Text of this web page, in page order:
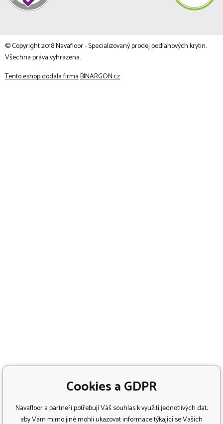
© Copyright 2018 Navafloor - Specializovaný prodej podlahových krytin.
Všechna práva vyhrazena.
Tento eshop dodala firmaBINARGON.cz
Cookies a GDPR
Navafloor a partneři potřebují Váš souhlas k využití jednotlivých dat,
aby Vám mimo jiné mohli ukazovat informace týkající se Vašich